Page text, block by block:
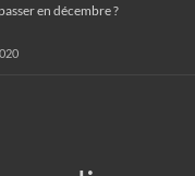
en décembre ?